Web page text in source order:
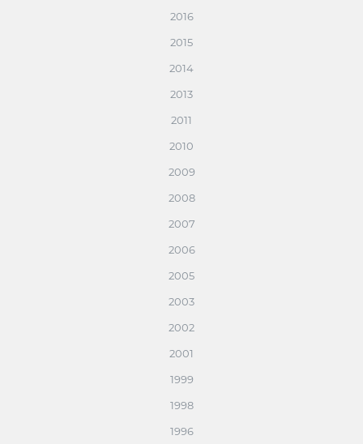
2016
2015
2014
2013
2011
2010
2009
2008
2007
2006
2005
2003
2002
2001
1999
1998
1996